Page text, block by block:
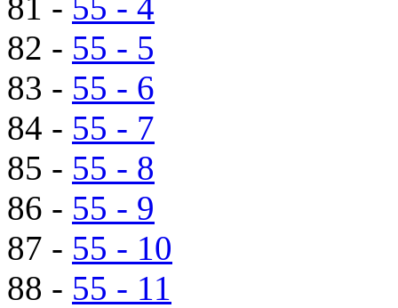
82 - 55 - 5
83 - 55 - 6
84 - 55 - 7
85 - 55 - 8
86 - 55 - 9
87 - 55 - 10
88 - 55 - 11